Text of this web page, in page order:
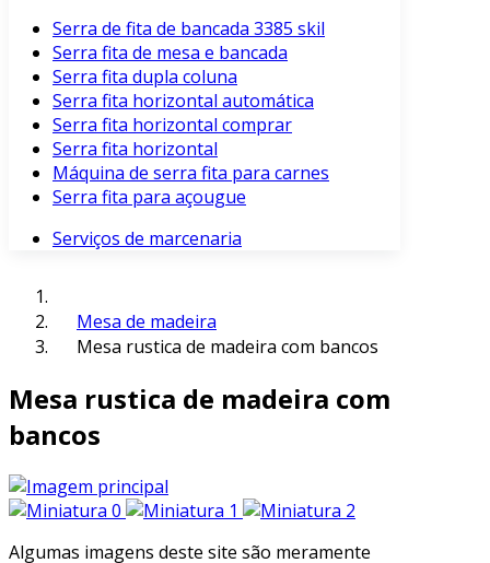
Serra de fita de bancada 3385 skil
Serra fita de mesa e bancada
Serra fita dupla coluna
Serra fita horizontal automática
Serra fita horizontal comprar
Serra fita horizontal
Máquina de serra fita para carnes
Serra fita para açougue
Serviços de marcenaria
Mesa de madeira
Mesa rustica de madeira com bancos
Mesa rustica de madeira com
bancos
Algumas imagens deste site são meramente